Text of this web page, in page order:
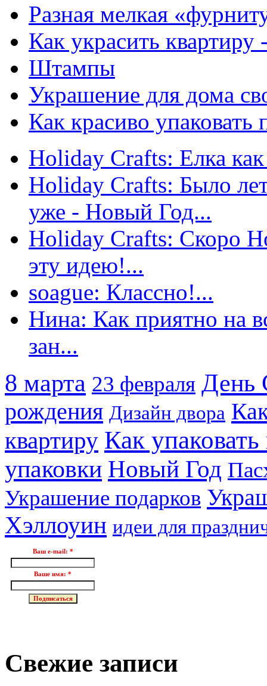
Разная мелкая
Как украсить
Штампы
Украшение для дома
Как красиво
Holiday Crafts: Елка
Holiday Crafts: Было
уже - Новый Год...
Holiday Crafts: Скоро
эту идею!...
soague: Классно!...
Нина: Как приятно на
зан...
8 марта 23 февраля День
рождения Дизайн двора
квартиру Как
упаковки Новый Год
Украшение подарков
Хэллоуин идеи для
Ваш e-mail: *
Ваше имя: *
Свежие записи